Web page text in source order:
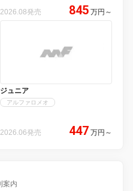
2026.08発売 845 万円 ～
ジュニア
アルファロメオ
2026.06発売 447 万円 ～
案内